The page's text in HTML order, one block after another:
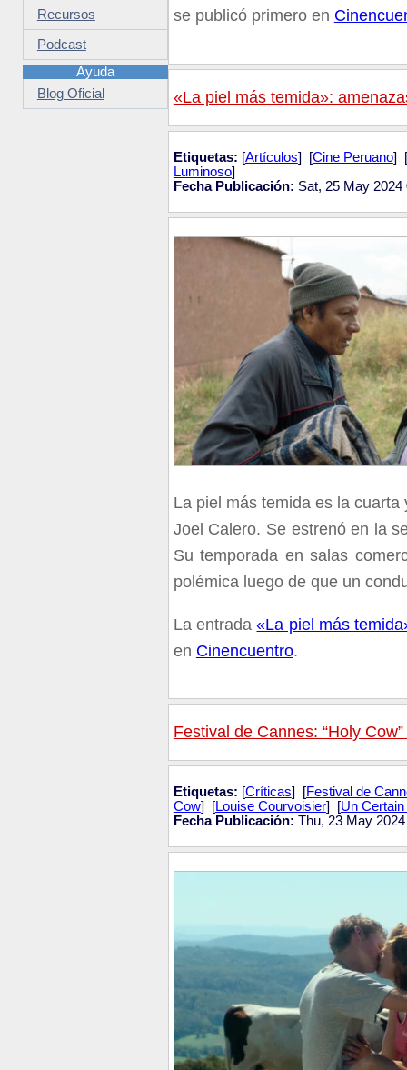
se publicó primero en
«La piel más temida»:
Etiquetas: [Artículos] [Cine Peruano] [
Luminoso]
Fecha Publicación: Sat, 25 May 2024
La piel más temida es la
Joel Calero. Se estrenó en la
Su temporada en salas
polémica luego de que un
La entrada«La piel más
en Cinencuentro.
Festival de Cannes: “Holy
Etiquetas: [Críticas] [Festival de
Cow] [Louise Courvoisier] [Un
Fecha Publicación: Thu, 23 May
Recursos
Podcast
Ayuda
Blog Oficial